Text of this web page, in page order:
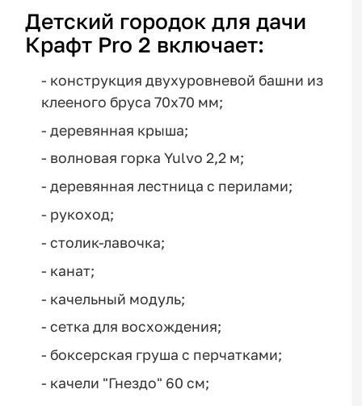
Детский городок для дачи
Крафт Pro 2 включает:
- конструкция двухуровневой башни из
клееного бруса 70х70 мм;
- деревянная крыша;
- волновая горка Yulvo 2,2 м;
- деревянная лестница с перилами;
- рукоход;
- столик-лавочка;
- канат;
- качельный модуль;
- сетка для восхождения;
- боксерская груша с перчатками;
- качели "Гнездо" 60 см;